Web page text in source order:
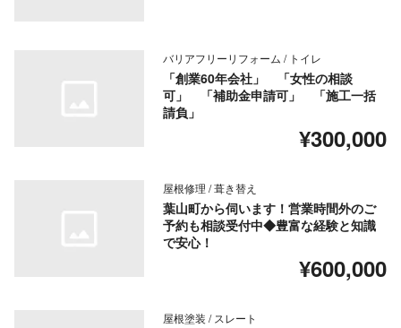
バリアフリーリフォーム / トイレ
「創業60年会社」 「女性の相談
可」 「補助金申請可」 「施工一括
請負」
¥300,000
屋根修理 / 葺き替え
葉山町から伺います！営業時間外のご
予約も相談受付中◆豊富な経験と知識
で安心！
¥600,000
屋根塗装 / スレート